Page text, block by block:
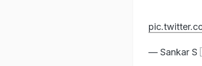
— Sankar S